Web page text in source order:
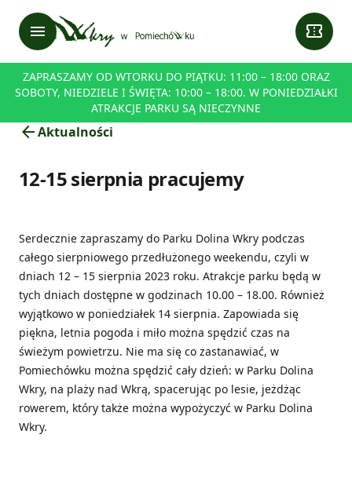
menu confirmation_number
ZAPRASZAMY OD WTORKU DO PIĄTKU: 11:00 – 18:00 ORAZ
SOBOTY, NIEDZIELE I ŚWIĘTA: 10:00 – 18:00. W PONIEDZIAŁKI
ATRAKCJE PARKU SĄ NIECZYNNE
arrow_backAktualności
12-15 sierpnia pracujemy
Serdecznie zapraszamy do Parku Dolina Wkry podczas
całego sierpniowego przedłużonego weekendu, czyli w
dniach 12 – 15 sierpnia 2023 roku. Atrakcje parku będą w
tych dniach dostępne w godzinach 10.00 – 18.00. Również
wyjątkowo w poniedziałek 14 sierpnia. Zapowiada się
piękna, letnia pogoda i miło można spędzić czas na
świeżym powietrzu. Nie ma się co zastanawiać, w
Pomiechówku można spędzić cały dzień: w Parku Dolina
Wkry, na plaży nad Wkrą, spacerując po lesie, jeżdżąc
rowerem, który także można wypożyczyć w Parku Dolina
Wkry.